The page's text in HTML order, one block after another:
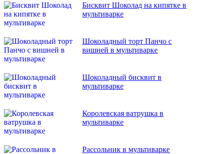
Бисквит Шоколад на кипятке в
мультиварке
Шоколадный торт Панчо с
вишней в мультиварке
Шоколадный бисквит в
мультиварке
Королевская ватрушка в
мультиварке
Рассольник в мультиварке